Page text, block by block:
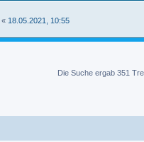
« 18.05.2021, 10:55
Die Suche ergab 351